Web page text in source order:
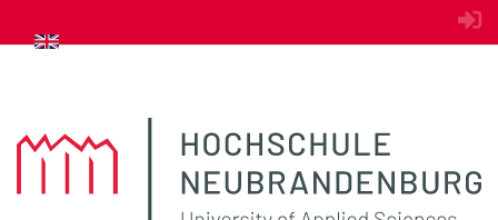
zum Inhalt springen